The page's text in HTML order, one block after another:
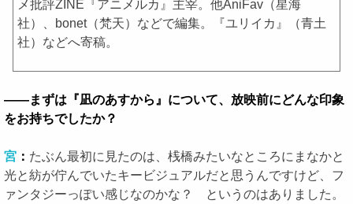
メ批評ZINE『アニメルカ』主宰。他AniFav（星海
社）、bonet（梵天）などで編集。『ユリイカ』（青土
社）などへ寄稿。
――まずは『凪のあすから』について、放映前にどんな印象
をお持ちでしたか？
宮 ： たぶん最初に見たのは、桟橋みたいなところにまなかと
光と紡が佇んでいたキービジュアルだと思うんですけど、フ
ァンタジーっぽい感じなのかな？ というのはありました。